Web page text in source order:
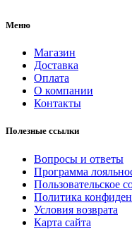
Меню
Магазин
Доставка
Оплата
О компании
Контакты
Полезные ссылки
Вопросы и ответы
Программа
Пользовательское
Политика
Условия возврата
Карта сайта